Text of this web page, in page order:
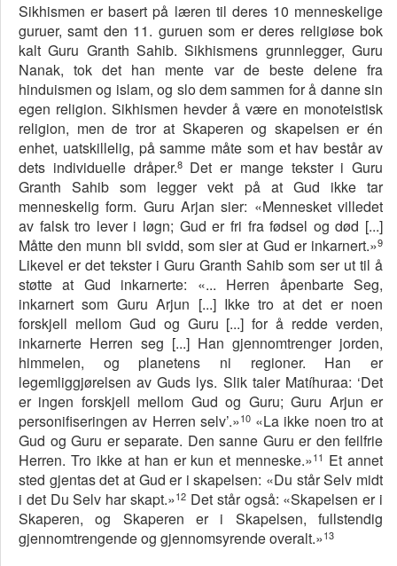
Sikhismen er basert på læren til deres 10 menneskelige
guruer, samt den 11. guruen som er deres religiøse bok
kalt Guru Granth Sahib. Sikhismens grunnlegger, Guru
Nanak, tok det han mente var de beste delene fra
hinduismen og islam, og slo dem sammen for å danne sin
egen religion. Sikhismen hevder å være en monoteistisk
religion, men de tror at Skaperen og skapelsen er én
enhet, uatskillelig, på samme måte som et hav består av
dets individuelle dråper.8Det er mange tekster i Guru
Granth Sahib som legger vekt på at Gud ikke tar
menneskelig form. Guru Arjan sier: «Mennesket villedet
av falsk tro lever i løgn; Gud er fri fra fødsel og død [...]
Måtte den munn bli svidd, som sier at Gud er inkarnert.»9
Likevel er det tekster i Guru Granth Sahib som ser ut til å
støtte at Gud inkarnerte: «... Herren åpenbarte Seg,
inkarnert som Guru Arjun [...] Ikke tro at det er noen
forskjell mellom Gud og Guru [...] for å redde verden,
inkarnerte Herren seg [...] Han gjennomtrenger jorden,
himmelen, og planetens ni regioner. Han er
legemliggjørelsen av Guds lys. Slik taler Matíhuraa: ‘Det
er ingen forskjell mellom Gud og Guru; Guru Arjun er
personifiseringen av Herren selv’.»10«La ikke noen tro at
Gud og Guru er separate. Den sanne Guru er den feilfrie
Herren. Tro ikke at han er kun et menneske.»11 Et annet
sted gjentas det at Gud er i skapelsen: «Du står Selv midt
i det Du Selv har skapt.»12 Det står også: «Skapelsen er i
Skaperen, og Skaperen er i Skapelsen, fullstendig
gjennomtrengende og gjennomsyrende overalt.»13